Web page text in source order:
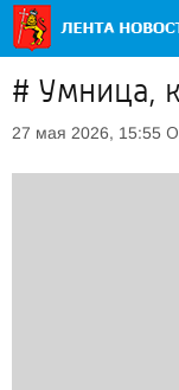
# Умница,
27 мая 2026, 15:55